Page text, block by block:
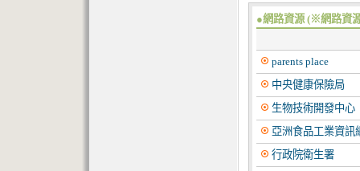
●網路資源 (※網路資
parents place
中央健康保險局
生物技術開發中心
亞洲食品工業資訊
行政院衛生署